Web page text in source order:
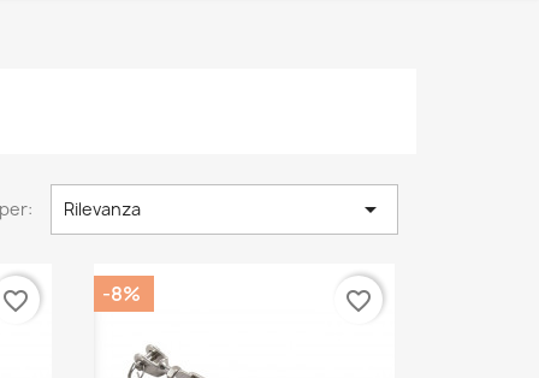
Rilevanza 
favorite_border -8% favorite_border